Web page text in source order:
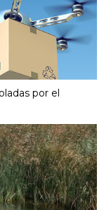
por el